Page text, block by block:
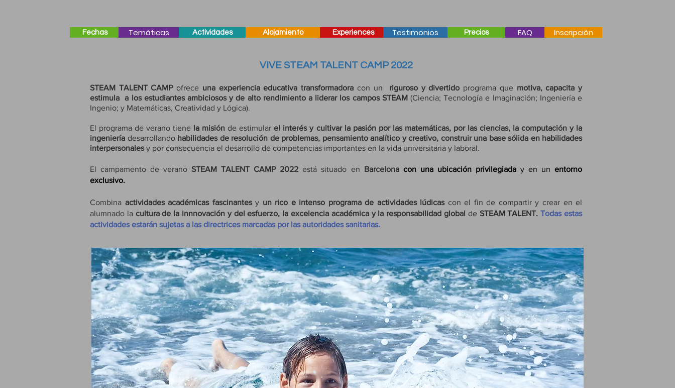
VIVE STEAM TALENT CAMP 2022
STEAM TALENT CAMPofrece una experiencia educativa transformadora con un riguroso y divertido programa que motiva, capacita y
estimula a los estudiantes ambiciosos y de alto rendimiento a liderar los campos STEAM (Ciencia; Tecnología e Imaginación; Ingeniería e
Ingenio; y Matemáticas, Creatividad y Lógica).
El programa de verano tiene la misión de estimular el interés y cultivar la pasión por las matemáticas, por las ciencias, la computación y la
ingeniería desarrollando habilidades de resolución de problemas, pensamiento analítico y creativo, construir una base sólida en habilidades
interpersonalesy por consecuencia el desarrollo de competencias importantes en la vida universitaria y laboral.
El campamento de veranoSTEAM TALENT CAMP 2022está situado en Barcelona con una ubicación privilegiadayen unentorno
exclusivo.
Combina actividades académicas fascinantesy un rico e intenso programa de actividades lúdicascon el fin de compartir y crear en el
alumnado la cultura de la innnovación y del esfuerzo, la excelencia académica y la responsabilidad global de STEAM TALENT.Todas estas
actividades estarán sujetas a las directrices marcadas por las autoridades sanitarias.
Fechas Temáticas Actividades Alojamiento Experiences Testimonios Precios FAQ Inscripción